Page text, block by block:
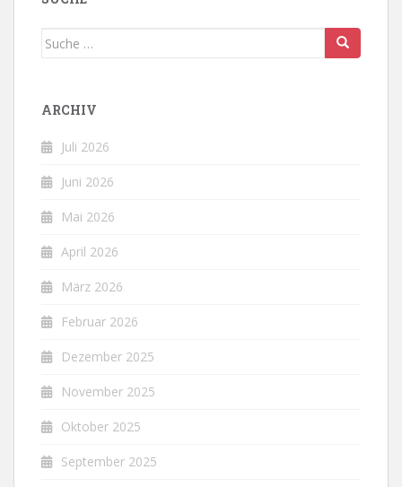
Suche
ARCHIV
Juli 2026
Juni 2026
Mai 2026
April 2026
März 2026
Februar 2026
Dezember 2025
November 2025
Oktober 2025
September 2025